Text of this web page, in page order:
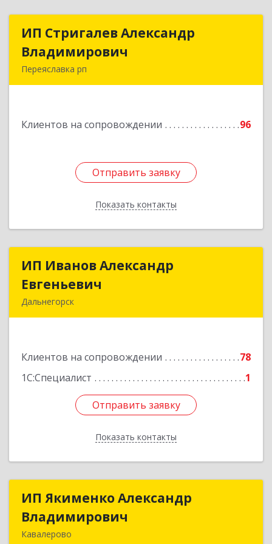
ИП Стригалев Александр
Владимирович
Переяславка рп
Клиентов на сопровождении 96
Отправить заявку
Показать контакты
ИП Стригалев Александр
Подробнее
Отправить заявку
Назад
ИП Иванов Александр
Евгеньевич
Дальнегорск
Клиентов на сопровождении
78
1С:Специалист
1
Отправить заявку
Показать контакты
ИП Иванов Александр
Подробнее
Отправить заявку
Назад
ИП Якименко Александр
Владимирович
Кавалерово
ИП Якименко Александр